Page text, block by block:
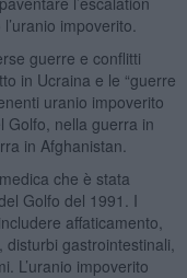
impoverito.
guerre e conflitti
in Ucraina e le “guerre
uranio impoverito
Golfo, nella guerra in
in Afghanistan.
che è stata
Golfo del 1991. I
affaticamento,
gastrointestinali,
L’uranio impoverito